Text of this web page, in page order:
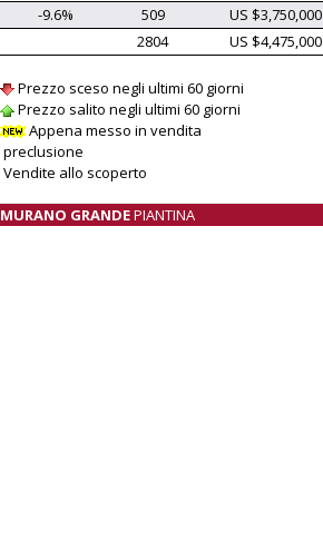
-9.6%
509 US $3,750,000
2804
US $4,475,000
Prezzo sceso negli ultimi 60 giorni
Prezzo salito negli ultimi 60 giorni
Appena messo in vendita
preclusione
Vendite allo scoperto
MURANO GRANDEPIANTINA